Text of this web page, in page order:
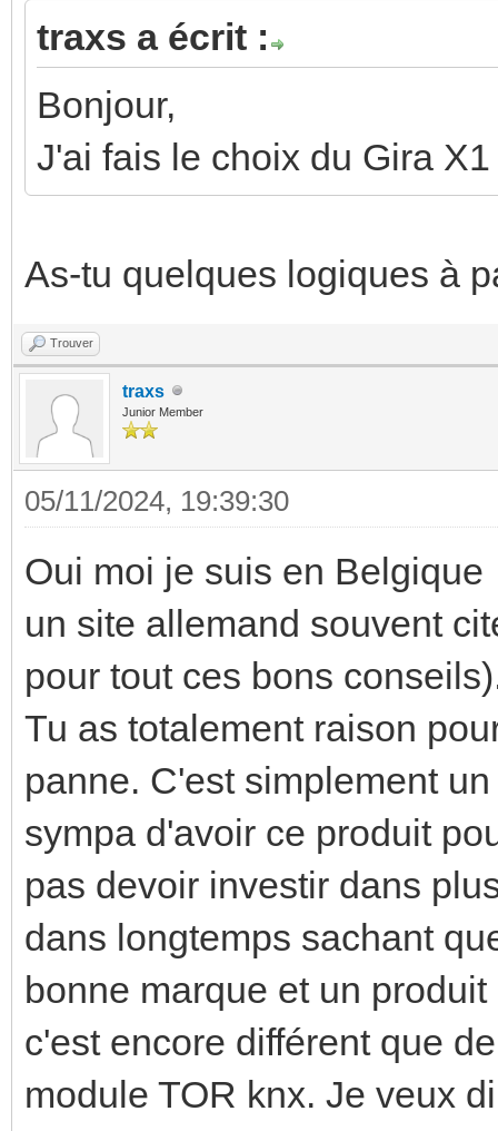
traxs a écrit :
Bonjour,
J'ai fais le choix du Gira
As-tu quelques logiques à
Trouver
traxs
Junior Member
05/11/2024, 19:39:30
Oui moi je suis en
un site allemand souvent
pour tout ces bons
Tu as totalement raison
panne. C'est simplement
sympa d'avoir ce produit
pas devoir investir dans
dans longtemps sachant
bonne marque et un
c'est encore différent que
module TOR knx. Je veux